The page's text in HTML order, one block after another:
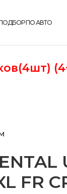
ПО АВТО
FR